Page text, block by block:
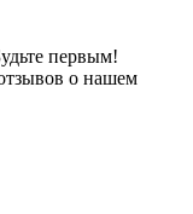
первым!
о нашем